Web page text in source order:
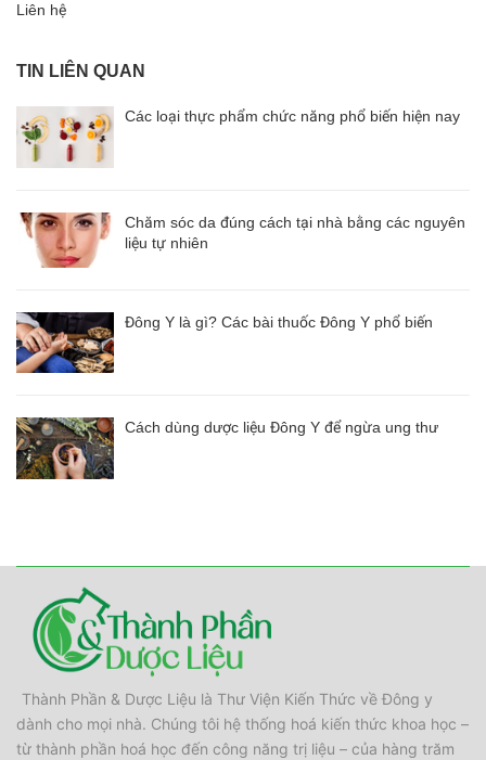
Liên hệ
TIN LIÊN QUAN
Các loại thực phẩm chức năng phổ biến hiện nay
Chăm sóc da đúng cách tại nhà bằng các nguyên
liệu tự nhiên
Đông Y là gì? Các bài thuốc Đông Y phổ biến
Cách dùng dược liệu Đông Y để ngừa ung thư
Thành Phần & Dược Liệu là Thư Viện Kiến Thức về Đông y
dành cho mọi nhà. Chúng tôi hệ thống hoá kiến thức khoa học –
từ thành phần hoá học đến công năng trị liệu – của hàng trăm